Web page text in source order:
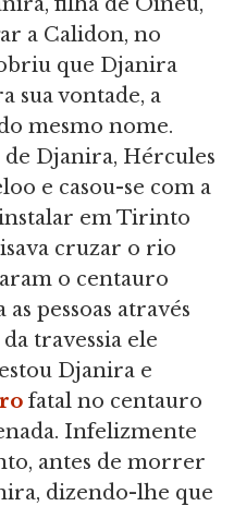
a Calidon, no
que Djanira
sua vontade, a
mesmo nome.
Djanira, Hércules
e casou-se com a
em Tirinto
cruzar o rio
o centauro
pessoas através
travessia ele
Djanira e
fatal no centauro
Infelizmente
antes de morrer
dizendo-lhe que